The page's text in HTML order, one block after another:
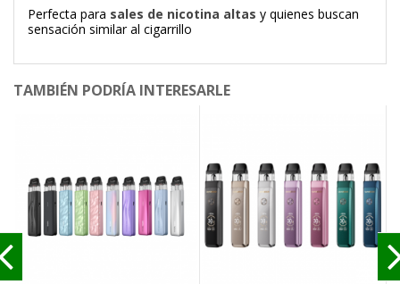
Perfecta para sales de nicotina altas y quienes buscan
sensación similar al cigarrillo
TAMBIÉN PODRÍA INTERESARLE